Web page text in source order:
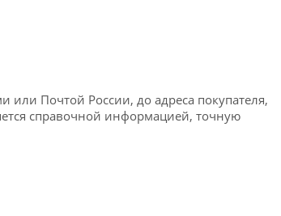
или Почтой России, до адреса покупателя,
справочной информацией, точную